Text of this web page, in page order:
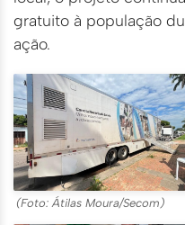
gratuito à população
ação.
(Foto: Átilas Moura/Secom)